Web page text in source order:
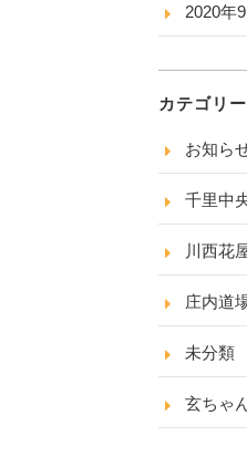
2020年9
カテゴリー
お知ら
千里中
川西花
庄内道
未分類
玄ちゃ